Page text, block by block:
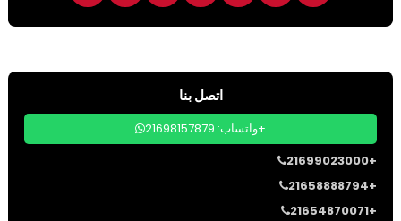
اتصل بنا
واتساب: 21698157879+
21699023000+
21658888794+
21654870071+